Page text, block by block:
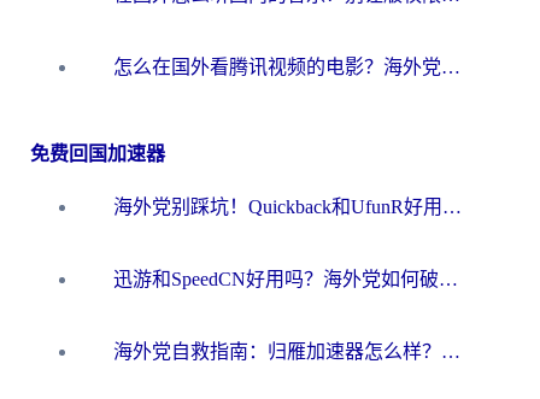
怎么在国外看腾讯视频的电影？海外党亲测有效的回国加速指南
免费回国加速器
海外党别踩坑！Quickback和UfunR好用吗？选对回国加速器才能无缝刷国内资源
迅游和SpeedCN好用吗？海外党如何破解那道看不见的墙
海外党自救指南：归雁加速器怎么样？教你避开坑实现国内资源无缝访问